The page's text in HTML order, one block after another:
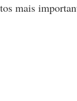
mais